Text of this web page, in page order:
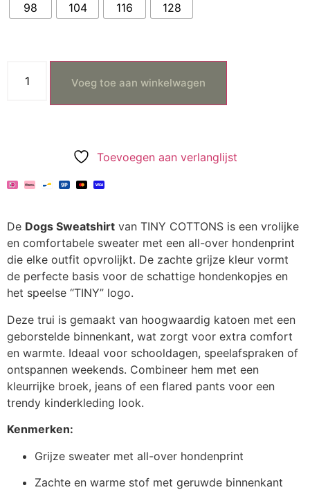
98 104 116 128
Voeg toe aan winkelwagen
Toevoegen aan verlanglijst
De Dogs Sweatshirt van TINY COTTONS is een vrolijke
en comfortabele sweater met een all-over hondenprint
die elke outfit opvrolijkt. De zachte grijze kleur vormt
de perfecte basis voor de schattige hondenkopjes en
het speelse “TINY” logo.
Deze trui is gemaakt van hoogwaardig katoen met een
geborstelde binnenkant, wat zorgt voor extra comfort
en warmte. Ideaal voor schooldagen, speelafspraken of
ontspannen weekends. Combineer hem met een
kleurrijke broek, jeans of een flared pants voor een
trendy kinderkleding look.
Kenmerken:
Grijze sweater met all-over hondenprint
Zachte en warme stof met geruwde binnenkant